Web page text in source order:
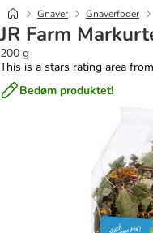
Gnaver Gnaverfoder
JR Farm
200 g
This is a stars rating area
Bedøm produktet!